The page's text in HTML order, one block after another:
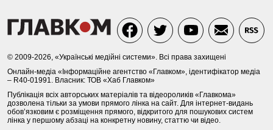
© 2009-2026, «Українські медійні системи». Всі права захищені
Онлайн-медіа «Інформаційне агентство «Главком», ідентифікатор медіа
– R40-01991. Власник: ТОВ «Хаб Главком»
Публікація всіх авторських матеріалів та відеороликів «Главкома»
дозволена тільки за умови прямого лінка на сайт. Для інтернет-видань
обов’язковим є розміщення прямого, відкритого для пошукових систем
лінка у першому абзаці на конкретну новину, статтю чи відео.